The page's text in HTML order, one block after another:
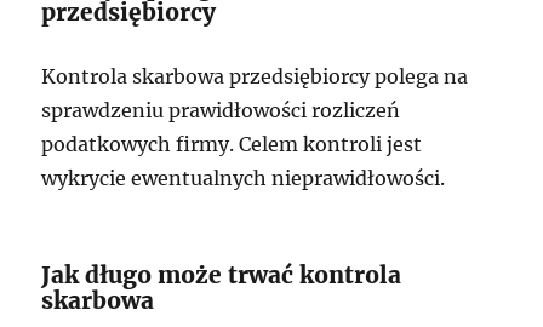
przedsiębiorcy
Kontrola skarbowa przedsiębiorcy polega na
sprawdzeniu prawidłowości rozliczeń
podatkowych firmy. Celem kontroli jest
wykrycie ewentualnych nieprawidłowości.
Jak długo może trwać kontrola
skarbowa